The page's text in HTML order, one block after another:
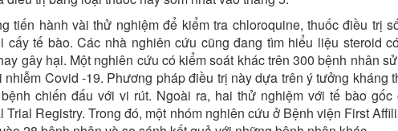
tiến hành vài thử nghiệm để kiểm tra chloroquine, thuốc điều trị
cấy tế bào. Các nhà nghiên cứu cũng đang tìm hiểu liệu steroid
gây hại. Một nghiên cứu có kiểm soát khác trên 300 bệnh nhân
nhiễm Covid -19. Phương pháp điều trị này dựa trên ý tưởng kháng
chiến đấu với vi rút. Ngoài ra, hai thử nghiệm với tế bào
Registry. Trong đó, một nhóm nghiên cứu ở Bệnh viện First